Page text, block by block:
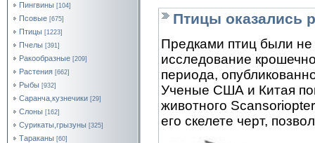
Пингвины [104]
Псовые [675]
Птицы [1223]
Пчелы [391]
Ракообразные [209]
Растения [662]
Рыбы [932]
Саранча,кузнечики [29]
Слоны [162]
Сурикаты,грызуны [325]
Тараканы [60]
Птицы оказались
Предками птиц были не
исследование
периода,
Ученые США и Китая
животного
его скелете черт,